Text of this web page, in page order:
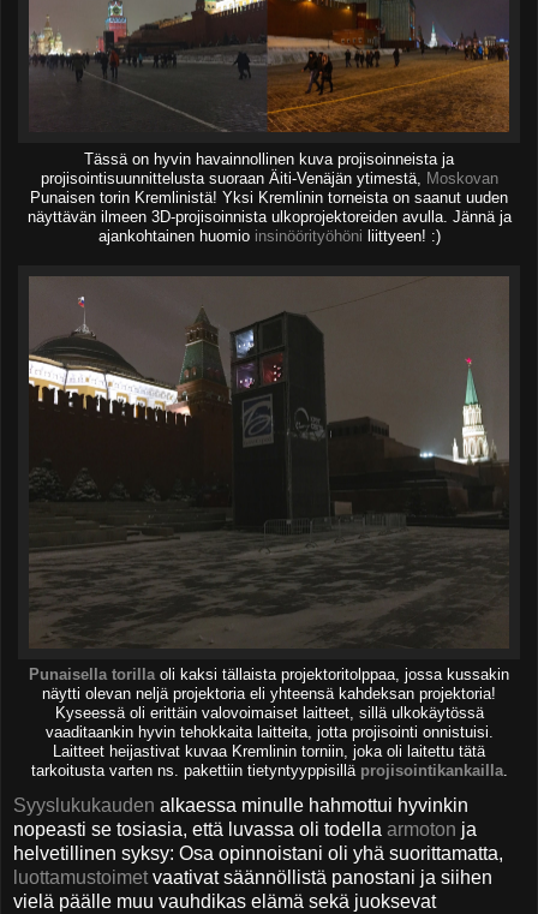
Tässä on hyvin havainnollinen kuva projisoinneista ja
projisointisuunnittelusta suoraan Äiti-Venäjän ytimestä,
Moskovan
Punaisen torin Kremlinistä! Yksi Kremlinin torneista on saanut uuden
näyttävän ilmeen 3D-projisoinnista ulkoprojektoreiden avulla. Jännä ja
ajankohtainen huomio insinöörityöhöni liittyeen! :)
Punaisella torilla oli kaksi tällaista projektoritolppaa, jossa kussakin
näytti olevan neljä projektoria eli yhteensä kahdeksan projektoria!
Kyseessä oli erittäin valovoimaiset laitteet, sillä ulkokäytössä
vaaditaankin hyvin tehokkaita laitteita, jotta projisointi onnistuisi.
Laitteet heijastivat kuvaa Kremlinin torniin, joka oli laitettu tätä
tarkoitusta varten ns. pakettiin tietyntyyppisillä projisointikankailla.
Syyslukukauden alkaessa minulle hahmottui hyvinkin
nopeasti se tosiasia, että luvassa oli todella armoton ja
helvetillinen syksy: Osa opinnoistani oli yhä suorittamatta,
luottamustoimetvaativat säännöllistä panostani ja siihen
vielä päälle muu vauhdikas elämä sekä juoksevat